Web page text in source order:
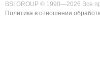
BSI GROUP © 1990—2026 Все
Политика в отношении